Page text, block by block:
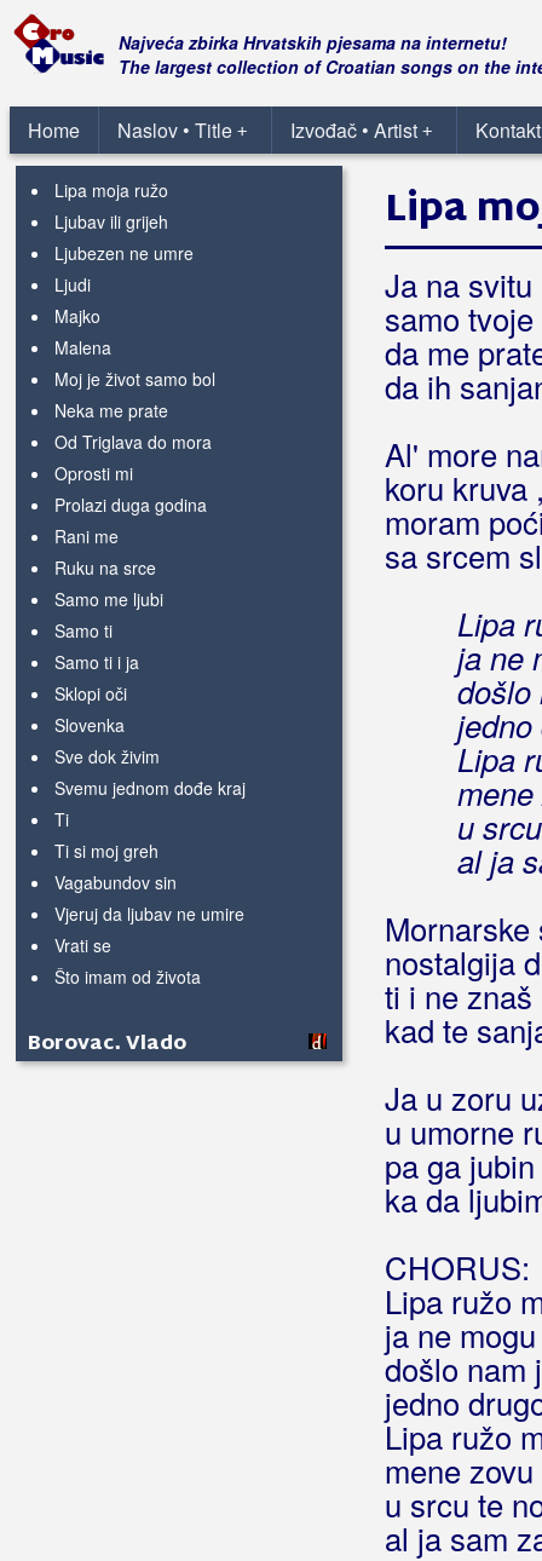
Najveća zbirka Hrvatskih pjesama na internetu!
The largest collection of Croatian songs on the
Home +
Naslov • Title +
Izvođač • Artist
Kad naš brod
Kad propadne sve
Ko te nimam
Kome sada lažeš
Lipa moja ružo
Ljubav ili grijeh
Ljubezen ne umre
Ljudi
Majko
Malena
Moj je život samo bol
Neka me prate
Od Triglava do mora
Oprosti mi
Prolazi duga godina
Rani me
Ruku na srce
Samo me ljubi
Samo ti
Samo ti i ja
Sklopi oči
Slovenka
Sve dok živim
Svemu jednom dođe kraj
Ti
Ti si moj greh
Vagabundov sin
Vjeruj da ljubav ne umire
Vrati se
Što imam od života
Borovac, Vlado
Lipa
Ja na
samo
da me
da ih
Al' more
koru kruva
moram
sa srcem
Lipa
ja ne
došlo
jedno
Lipa
u
al ja
nostalgija
ti i ne
kad te
Ja u zoru
u umorne
pa ga
ka da
CHORUS:
Lipa ružo
ja ne
došlo nam
jedno
Lipa ružo
mene
u srcu te
al ja sam